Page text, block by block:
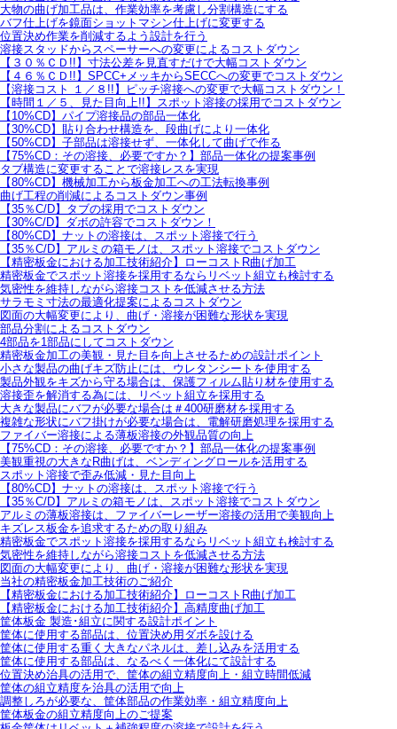
大物の曲げ加工品は、作業効率を考慮し分割構造にする
バフ仕上げを鏡面ショットマシン仕上げに変更する
位置決め作業を削減するよう設計を行う
溶接スタッドからスペーサーへの変更によるコストダウン
【３０％ＣＤ!!】寸法公差を見直すだけで大幅コストダウン
【４６％ＣＤ!!】SPCC+メッキからSECCへの変更でコストダウン
【溶接コスト １／８!!】ピッチ溶接への変更で大幅コストダウン！
【時間１／５、見た目向上!!】スポット溶接の採用でコストダウン
【10%CD】パイプ溶接品の部品一体化
【30%CD】貼り合わせ構造を、段曲げにより一体化
【50%CD】子部品は溶接せず、一体化して曲げで作る
【75%CD：その溶接、必要ですか？】部品一体化の提案事例
タブ構造に変更することで溶接レスを実現
【80%CD】機械加工から板金加工への工法転換事例
曲げ工程の削減によるコストダウン事例
【35％C/D】タブの採用でコストダウン
【30%C/D】ダボの許容でコストダウン！
【80%CD】ナットの溶接は、スポット溶接で行う
【35％C/D】アルミの箱モノは、スポット溶接でコストダウン
【精密板金における加工技術紹介】ローコストR曲げ加工
精密板金でスポット溶接を採用するならリベット組立も検討する
気密性を維持しながら溶接コストを低減させる方法
サラモミ寸法の最適化提案によるコストダウン
図面の大幅変更により、曲げ・溶接が困難な形状を実現
部品分割によるコストダウン
4部品を1部品にしてコストダウン
精密板金加工の美観・見た目を向上させるための設計ポイント
小さな製品の曲げキズ防止には、ウレタンシートを使用する
製品外観をキズから守る場合は、保護フィルム貼り材を使用する
溶接歪を解消する為には、リベット組立を採用する
大きな製品にバフが必要な場合は＃400研磨材を採用する
複雑な形状にバフ掛けが必要な場合は、電解研磨処理を採用する
ファイバー溶接による薄板溶接の外観品質の向上
【75%CD：その溶接、必要ですか？】部品一体化の提案事例
美観重視の大きなR曲げは、ベンディングロールを活用する
スポット溶接で歪み低減・見た目向上
【80%CD】ナットの溶接は、スポット溶接で行う
【35％C/D】アルミの箱モノは、スポット溶接でコストダウン
アルミの薄板溶接は、ファイバーレーザー溶接の活用で美観向上
キズレス板金を追求するための取り組み
精密板金でスポット溶接を採用するならリベット組立も検討する
気密性を維持しながら溶接コストを低減させる方法
図面の大幅変更により、曲げ・溶接が困難な形状を実現
当社の精密板金加工技術のご紹介
【精密板金における加工技術紹介】ローコストR曲げ加工
【精密板金における加工技術紹介】高精度曲げ加工
筐体板金 製造･組立に関する設計ポイント
筐体に使用する部品は、位置決め用ダボを設ける
筐体に使用する重く大きなパネルは、差し込みを活用する
筐体に使用する部品は、なるべく一体化にて設計する
位置決め治具の活用で、筐体の組立精度向上・組立時間低減
筐体の組立精度を治具の活用で向上
調整しろが必要な、筐体部品の作業効率・組立精度向上
筐体板金の組立精度向上のご提案